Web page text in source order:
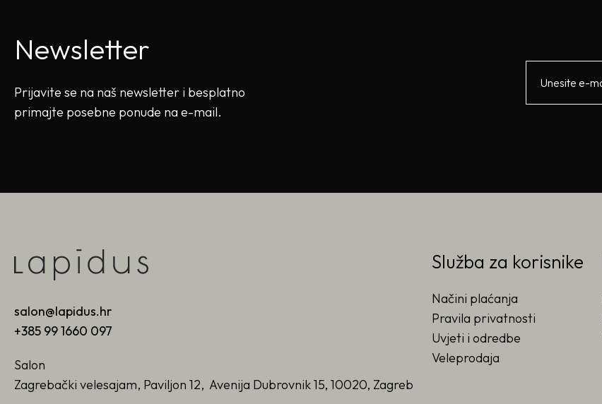
Newsletter
Prijavite se na naš newsletter i besplatno
primajte posebne ponude na e-mail.
salon@lapidus.hr
+385 99 1660 097
Salon
Zagrebački velesajam, Paviljon 12, Avenija Dubrovnik 15, 10020, Zagreb
Služba za korisnike
Načini plaćanja
Pravila privatnosti
Uvjeti i odredbe
Veleprodaja